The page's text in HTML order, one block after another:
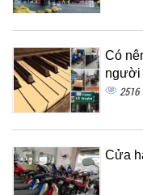
Có
người
2516
Cửa